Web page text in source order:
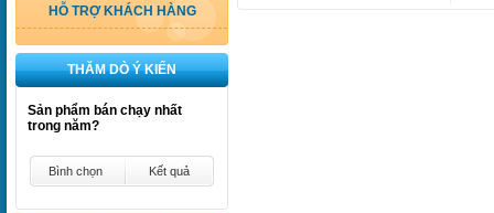
HỖ TRỢ KHÁCH HÀNG
THĂM DÒ Ý KIẾN
Sản phẩm bán chạy nhất
trong năm?
Bình chọn Kết quả